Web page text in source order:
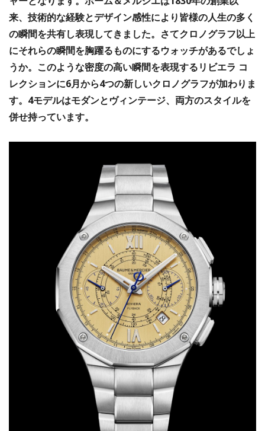
来、技術的な経験とデザイン感性により皆様の人生の多く
の瞬間を共有し表現してきました。さてクロノグラフ以上
にそれらの瞬間を胸躍るものにするウォッチがあるでしょ
うか。このような密度の高い瞬間を表現するリビエラ コ
レクションに6月から4つの新しいクロノグラフが加わりま
す。4モデルはモダンとヴィンテージ、両方のスタイルを
併せ持っています。